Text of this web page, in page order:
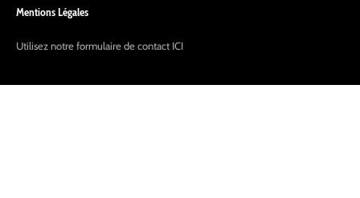
Mentions Légales
Utilisez notre formulaire de contact ICI